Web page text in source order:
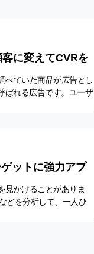
に変えてCVRを
べていた商品が広告とし
ばれる広告です。ユーザ
ットに強力アプ
見かけることがありま
どを分析して、一人ひ